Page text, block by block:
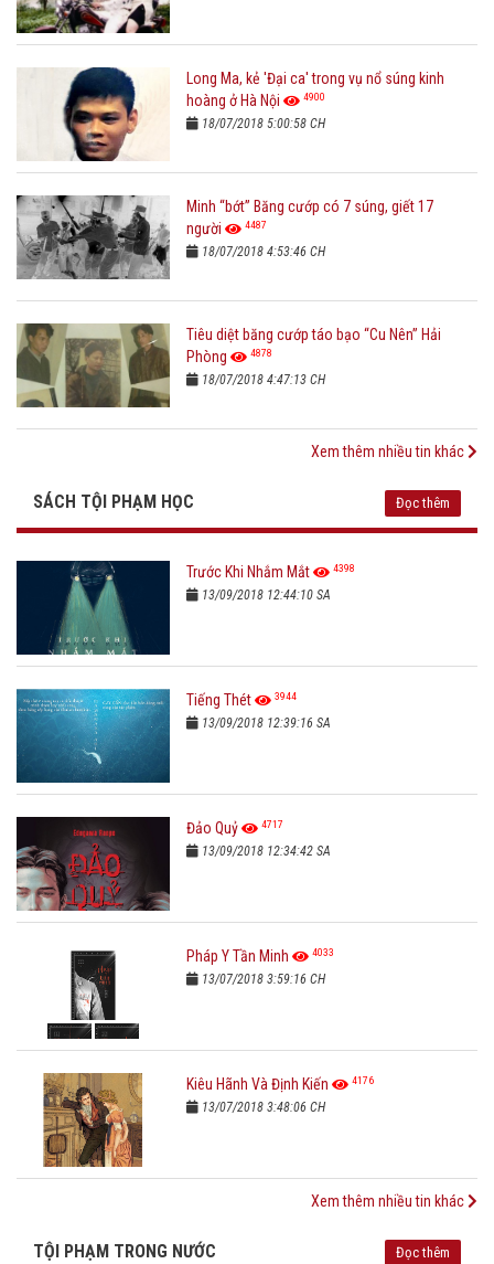
Long Ma, kẻ 'Đại ca' trong vụ nổ súng kinh
hoàng ở Hà Nội
4900
18/07/2018 5:00:58 CH
Minh “bớt” Băng cướp có 7 súng, giết 17
người
4487
18/07/2018 4:53:46 CH
Tiêu diệt băng cướp táo bạo “Cu Nên” Hải
Phòng
4878
18/07/2018 4:47:13 CH
Xem thêm nhiều tin khác
SÁCH TỘI PHẠM HỌC Đọc thêm
Trước Khi Nhắm Mắt 4398
13/09/2018 12:44:10 SA
Tiếng Thét 3944
13/09/2018 12:39:16 SA
Đảo Quỷ 4717
13/09/2018 12:34:42 SA
Pháp Y Tần Minh 4033
13/07/2018 3:59:16 CH
Kiêu Hãnh Và Định Kiến 4176
13/07/2018 3:48:06 CH
Xem thêm nhiều tin khác
TỘI PHẠM TRONG NƯỚC Đọc thêm